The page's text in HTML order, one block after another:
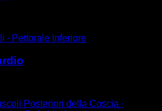
∙ Pettorale Inferiore
Posteriori della Coscia ∙